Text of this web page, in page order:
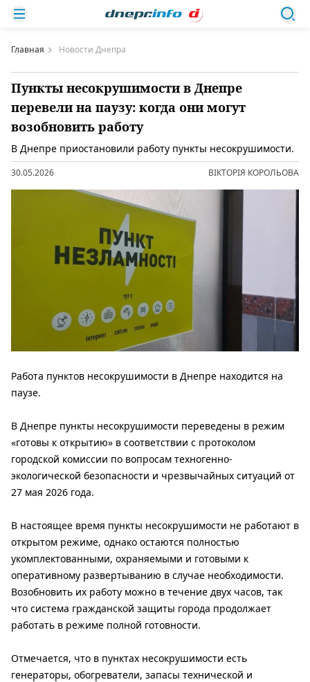
Главная Новости Днепра
Пункты несокрушимости в Днепре
перевели на паузу: когда они могут
возобновить работу
В Днепре приостановили работу пункты несокрушимости.
30.05.2026 ВІКТОРІЯ КОРОЛЬОВА
Работа пунктов несокрушимости в Днепре находится на
паузе.
В Днепре пункты несокрушимости переведены в режим
«готовы к открытию» в соответствии с протоколом
городской комиссии по вопросам техногенно-
экологической безопасности и чрезвычайных ситуаций от
27 мая 2026 года.
В настоящее время пункты несокрушимости не работают в
открытом режиме, однако остаются полностью
укомплектованными, охраняемыми и готовыми к
оперативному развертыванию в случае необходимости.
Возобновить их работу можно в течение двух часов, так
что система гражданской защиты города продолжает
работать в режиме полной готовности.
Отмечается, что в пунктах несокрушимости есть
генераторы, обогреватели, запасы технической и